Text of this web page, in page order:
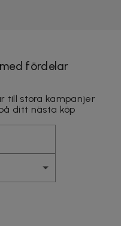
fördelar
till stora kampanjer
ditt nästa köp